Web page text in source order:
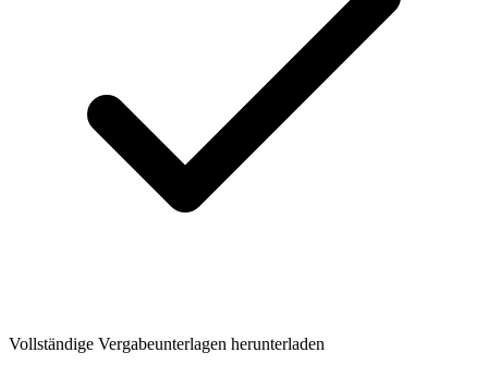
Vollständige Vergabeunterlagen herunterladen